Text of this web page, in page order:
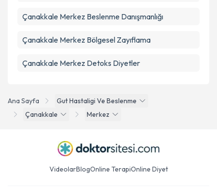
Ana Sayfa
Gut Hastaligi Ve Beslenme
Çanakkale
Merkez
Çanakkale Merkez Beslenme Danışmanlığı
Çanakkale Merkez Bölgesel Zayıflama
Çanakkale Merkez Detoks Diyetler
VideolarBlogOnline TerapiOnline Diyet